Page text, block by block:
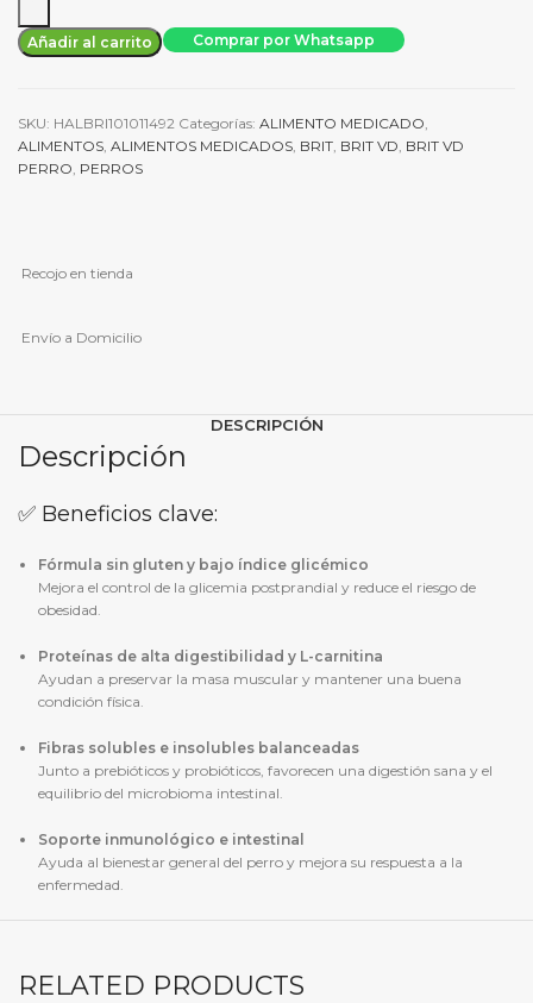
Gf
Vet
Diabetes
2
Añadir al carrito Comprar por Whatsapp
SKU: HALBRI101011492 Categorías: ALIMENTO MEDICADO
ALIMENTOS ALIMENTOS MEDICADOS BRIT BRIT VD BRIT VD
PERRO PERROS
Recojo en tienda
Envío a Domicilio
DESCRIPCIÓN
Descripción
✅ Beneficios clave:
Fórmula sin gluten y bajo índice glicémico
Mejora el control de la glicemia postprandial y reduce el riesgo de
obesidad.
Proteínas de alta digestibilidad y L-carnitina
Ayudan a preservar la masa muscular y mantener una buena
condición física.
Fibras solubles e insolubles balanceadas
Junto a prebióticos y probióticos, favorecen una digestión sana y el
equilibrio del microbioma intestinal.
Soporte inmunológico e intestinal
Ayuda al bienestar general del perro y mejora su respuesta a la
enfermedad.
RELATED PRODUCTS